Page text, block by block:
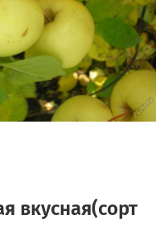
вкусная(сорт